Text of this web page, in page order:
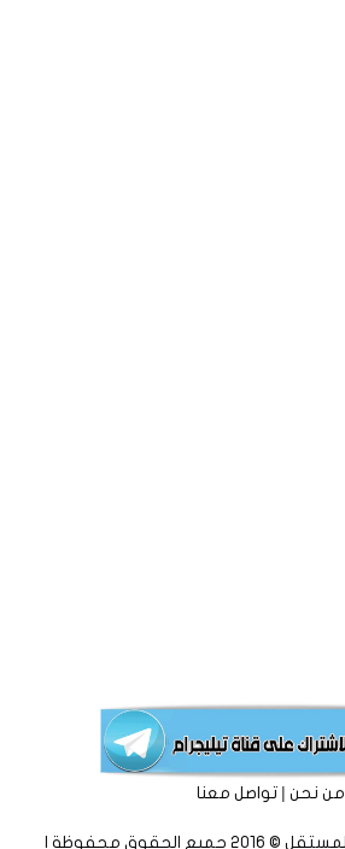
من نحن|تواصل معنا
موقع ( لا ) الأخباري المستقل © 2016 جميع الحقوق محفوظة |